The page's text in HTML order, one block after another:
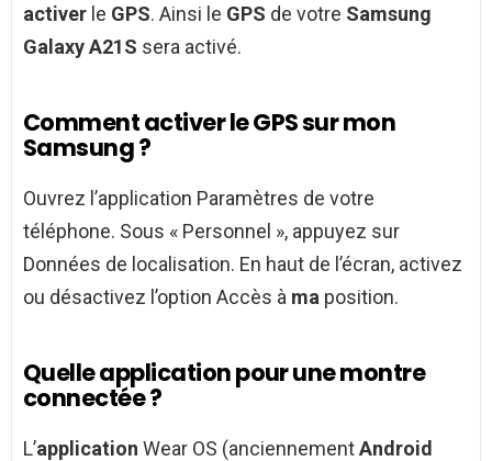
activer le GPS. Ainsi le GPS de votre Samsung
Galaxy A21S sera activé.
Comment activer le GPS sur mon
Samsung ?
Ouvrez l’application Paramètres de votre
téléphone. Sous « Personnel », appuyez sur
Données de localisation. En haut de l’écran, activez
ou désactivez l’option Accès à ma position.
Quelle application pour une montre
connectée ?
L’application Wear OS (anciennementAndroid